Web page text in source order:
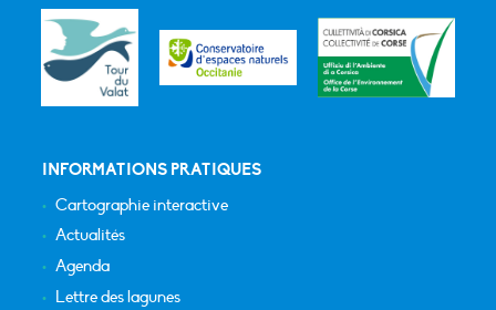
INFORMATIONS PRATIQUES
Cartographie interactive
Actualités
Agenda
Lettre des lagunes